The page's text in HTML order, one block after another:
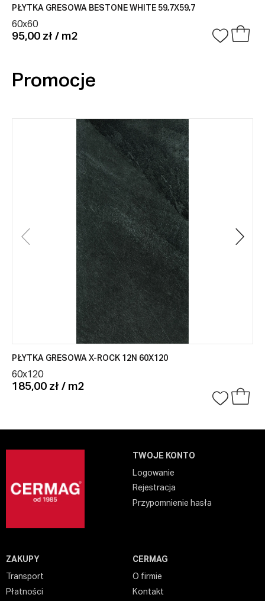
PŁYTKA GRESOWA BESTONE WHITE 59,7X59,7
60x60
95,00 zł / m2
Promocje
PŁYTKA GRESOWA X-ROCK 12N 60X120
60x120
185,00 zł / m2
TWOJE KONTO
Logowanie
Rejestracja
Przypomnienie hasła
ZAKUPY
Transport
Płatności
CERMAG
O firmie
Kontakt